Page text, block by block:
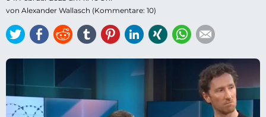
von Alexander Wallasch (Kommentare: 10)
TwitterFacebook
ReddittumblrPinterestLinkedIn
Xing WhatsApp